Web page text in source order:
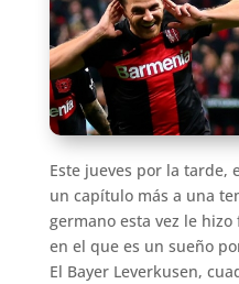
Este jueves por la tarde,
un capítulo más a una
germano esta vez le
en el que es un sueño
El Bayer Leverkusen,